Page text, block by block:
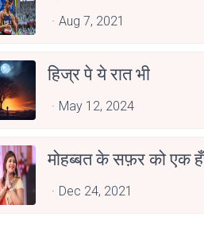
Aug 7, 2021
हिज्र पे ये रात भी
May 12, 2024
Dec 24, 2021